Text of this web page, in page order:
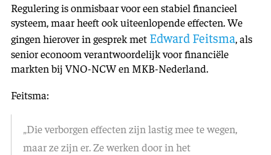
Regulering is onmisbaar voor een stabiel financieel
systeem, maar heeft ook uiteenlopende effecten. We
gingen hierover in gesprek met Edward Feitsma, als
senior econoom verantwoordelijk voor financiële
markten bij VNO-NCW en MKB-Nederland.
Feitsma:
„Die verborgen effecten zijn lastig mee te wegen,
maar ze zijn er. Ze werken door in het